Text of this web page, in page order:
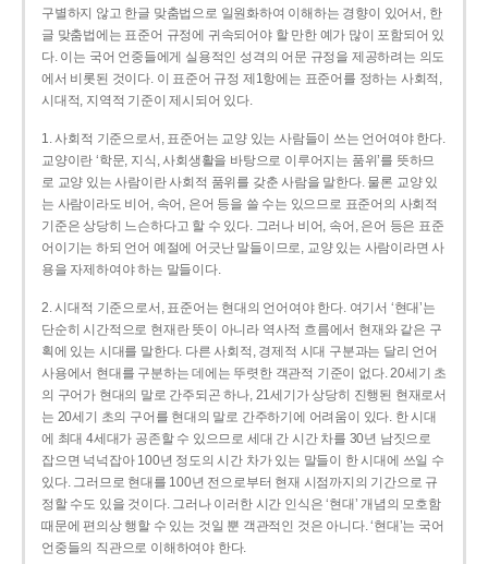
구별하지 않고 한글 맞춤법으로 일원화하여 이해하는 경향이 있어서, 한
글 맞춤법에는 표준어 규정에 귀속되어야 할 만한 예가 많이 포함되어 있
다. 이는 국어 언중들에게 실용적인 성격의 어문 규정을 제공하려는 의도
에서 비롯된 것이다. 이 표준어 규정 제1항에는 표준어를 정하는 사회적,
시대적, 지역적 기준이 제시되어 있다.
1. 사회적 기준으로서, 표준어는 교양 있는 사람들이 쓰는 언어여야 한다.
교양이란 ‘학문, 지식, 사회생활을 바탕으로 이루어지는 품위’를 뜻하므
로 교양 있는 사람이란 사회적 품위를 갖춘 사람을 말한다. 물론 교양 있
는 사람이라도 비어, 속어, 은어 등을 쓸 수는 있으므로 표준어의 사회적
기준은 상당히 느슨하다고 할 수 있다. 그러나 비어, 속어, 은어 등은 표준
어이기는 하되 언어 예절에 어긋난 말들이므로, 교양 있는 사람이라면 사
용을 자제하여야 하는 말들이다.
2. 시대적 기준으로서, 표준어는 현대의 언어여야 한다. 여기서 ‘현대’는
단순히 시간적으로 현재란 뜻이 아니라 역사적 흐름에서 현재와 같은 구
획에 있는 시대를 말한다. 다른 사회적, 경제적 시대 구분과는 달리 언어
사용에서 현대를 구분하는 데에는 뚜렷한 객관적 기준이 없다. 20세기 초
의 구어가 현대의 말로 간주되곤 하나, 21세기가 상당히 진행된 현재로서
는 20세기 초의 구어를 현대의 말로 간주하기에 어려움이 있다. 한 시대
에 최대 4세대가 공존할 수 있으므로 세대 간 시간 차를 30년 남짓으로
잡으면 넉넉잡아 100년 정도의 시간 차가 있는 말들이 한 시대에 쓰일 수
있다. 그러므로 현대를 100년 전으로부터 현재 시점까지의 기간으로 규
정할 수도 있을 것이다. 그러나 이러한 시간 인식은 ‘현대’ 개념의 모호함
때문에 편의상 행할 수 있는 것일 뿐 객관적인 것은 아니다. ‘현대’는 국어
언중들의 직관으로 이해하여야 한다.